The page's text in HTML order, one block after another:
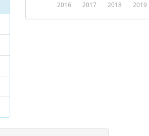
2016 2017 2018 2019